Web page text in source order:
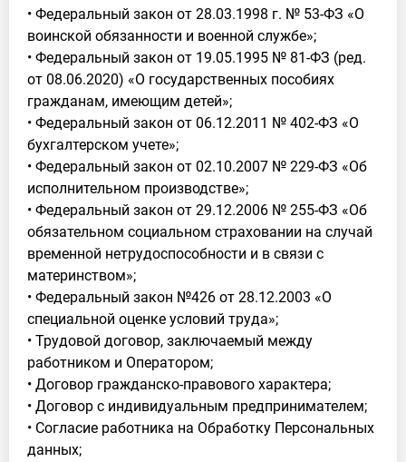
• Федеральный закон от 28.03.1998 г. № 53-ФЗ «О
воинской обязанности и военной службе»;
• Федеральный закон от 19.05.1995 № 81-ФЗ (ред.
от 08.06.2020) «О государственных пособиях
гражданам, имеющим детей»;
• Федеральный закон от 06.12.2011 № 402-ФЗ «О
бухгалтерском учете»;
• Федеральный закон от 02.10.2007 № 229-ФЗ «Об
исполнительном производстве»;
• Федеральный закон от 29.12.2006 № 255-ФЗ «Об
обязательном социальном страховании на случай
временной нетрудоспособности и в связи с
материнством»;
• Федеральный закон №426 от 28.12.2003 «О
специальной оценке условий труда»;
• Трудовой договор, заключаемый между
работником и Оператором;
• Договор гражданско-правового характера;
• Договор с индивидуальным предпринимателем;
• Согласие работника на Обработку Персональных
данных;